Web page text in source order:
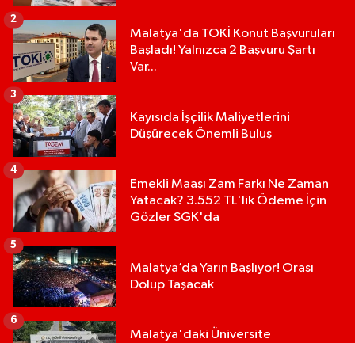
Malatya'da TOKİ Konut Başvuruları
Başladı! Yalnızca 2 Başvuru Şartı
Var...
2
Kayısıda İşçilik Maliyetlerini
Düşürecek Önemli Buluş
3
Emekli Maaşı Zam Farkı Ne Zaman
Yatacak? 3.552 TL'lik Ödeme İçin
Gözler SGK'da
4
Malatya’da Yarın Başlıyor! Orası
Dolup Taşacak
5
Malatya'daki Üniversite
6